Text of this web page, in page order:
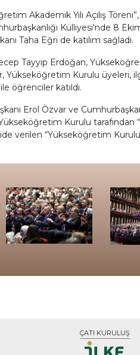
Akademik Yılı Açılış
Külliyesi'nde 8
Taha Eğri de katılım sağladı.
Tayyip Erdoğan,
Yükseköğretim Kurulu üyeleri,
öğrenciler katıldı.
Erol Özvar ve
Kurulu
verilen “Yükseköğretim
ÇATI KURULUŞ